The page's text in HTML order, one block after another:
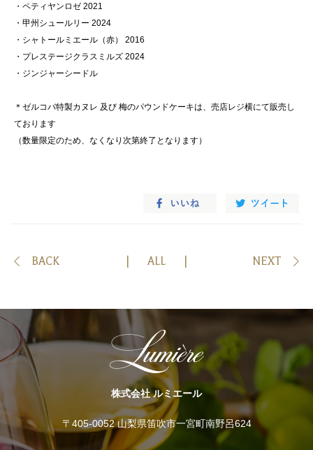
・ペティヤンロゼ 2021
・甲州シュールリー 2024
・シャトールミエール（赤） 2016
・プレステージクラスミルズ 2024
・ジンジャーシードル
＊ゼルコバ特製カヌレ 及び 梅のパウンドケーキは、売店レジ横にて販売し
ております
（数量限定のため、なくなり次第終了となります）
BACK ALL NEXT
株式会社 ルミエール
〒405-0052 山梨県笛吹市一宮町南野呂624